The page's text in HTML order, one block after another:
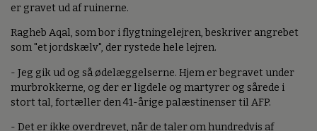
er gravet ud af ruinerne.
Ragheb Aqal, som bor i flygtningelejren, beskriver angrebet
som "et jordskælv", der rystede hele lejren.
- Jeg gik ud og så ødelæggelserne. Hjem er begravet under
murbrokkerne, og der er ligdele og martyrer og sårede i
stort tal, fortæller den 41-årige palæstinenser til AFP.
- Det er ikke overdrevet, når de taler om hundredvis af